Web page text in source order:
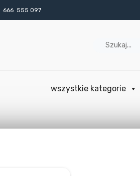
666 555 097
wszystkie kategorie